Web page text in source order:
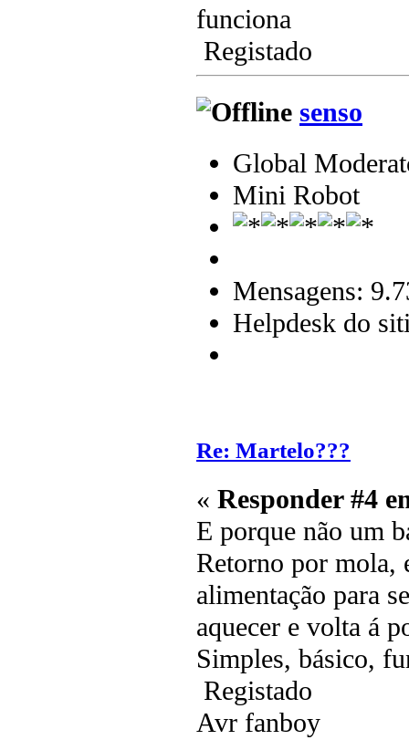
funciona
Registado
senso
Global
Mini Robot
Mensagens:
Helpdesk do
Re: Martelo???
« Responder #4
E porque não um
Retorno por mola,
alimentação para
aquecer e volta á
Simples, básico,
Registado
Avr fanboy